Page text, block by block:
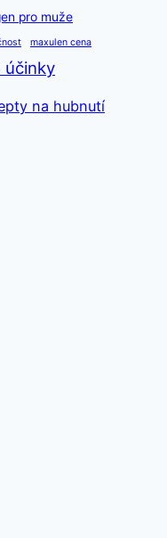
pro muže
maxulen cena
účinky
na hubnutí